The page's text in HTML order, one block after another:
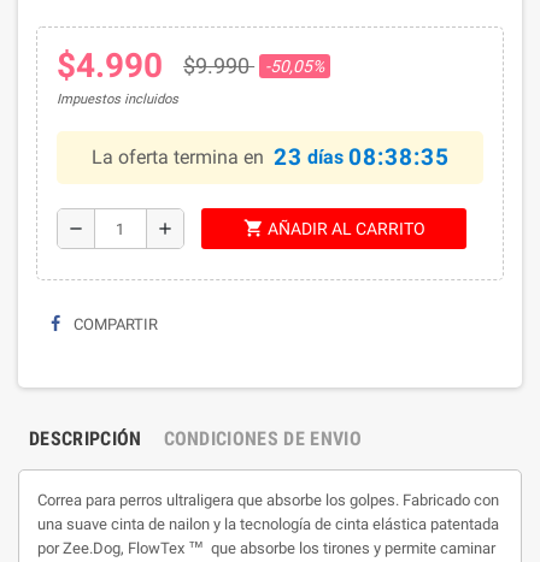
$4.990 $9.990 -50,05%
Impuestos incluidos
La oferta termina en 23 días 08:38:35
remove add shopping_cart AÑADIR AL CARRITO
COMPARTIR
DESCRIPCIÓN CONDICIONES DE ENVIO
Correa para perros ultraligera que absorbe los golpes. Fabricado con
una suave cinta de nailon y la tecnología de cinta elástica patentada
por Zee.Dog, FlowTex ™ ️ que absorbe los tirones y permite caminar